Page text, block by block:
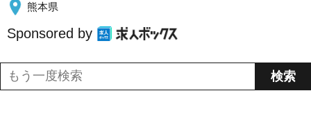
熊本県
Sponsored by